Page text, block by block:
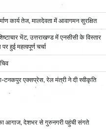
कार्य तेज, मालदेवता में आवागमन सुरक्षित
भेंट, उत्तराखण्ड में एनसीसी के विस्तार
हुई महत्वपूर्ण चर्चा
एक्सप्रेस, रेल मंत्री ने दी स्वीकृति
आगाज, देशभर से गुरुनगरी पहुंची संगते